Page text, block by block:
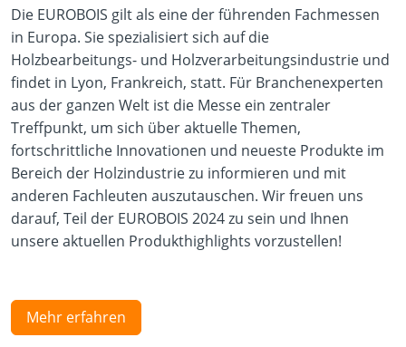
Die EUROBOIS gilt als eine der führenden Fachmessen
in Europa. Sie spezialisiert sich auf die
Holzbearbeitungs- und Holzverarbeitungsindustrie und
findet in Lyon, Frankreich, statt. Für Branchenexperten
aus der ganzen Welt ist die Messe ein zentraler
Treffpunkt, um sich über aktuelle Themen,
fortschrittliche Innovationen und neueste Produkte im
Bereich der Holzindustrie zu informieren und mit
anderen Fachleuten auszutauschen. Wir freuen uns
darauf, Teil der EUROBOIS 2024 zu sein und Ihnen
unsere aktuellen Produkthighlights vorzustellen!
Mehr erfahren